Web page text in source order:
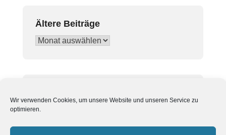
Wir verwenden Cookies, um unsere Website und unseren Service zu
optimieren.
Ältere Beiträge
Ältere
Suchen